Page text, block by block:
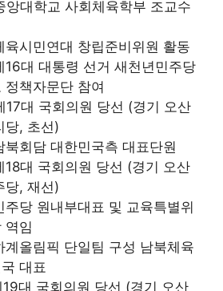
대학교 사회체육학부 조교수
시민연대 창립준비위원 활동
대 대통령 선거 새천년민주당
정책자문단 참여
대 국회의원 당선 (경기 오산
당, 초선)
회담 대한민국측 대표단원
대 국회의원 당선 (경기 오산
당, 재선)
당 원내부대표 및 교육특별위
역임
올림픽 단일팀 구성 남북체육
대표
대 국회의원 당선 (경기 오산